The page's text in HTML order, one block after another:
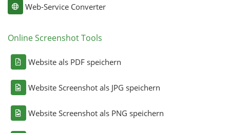
Web-Service Converter
Online Screenshot Tools
Website als PDF speichern
Website Screenshot als JPG speichern
Website Screenshot als PNG speichern